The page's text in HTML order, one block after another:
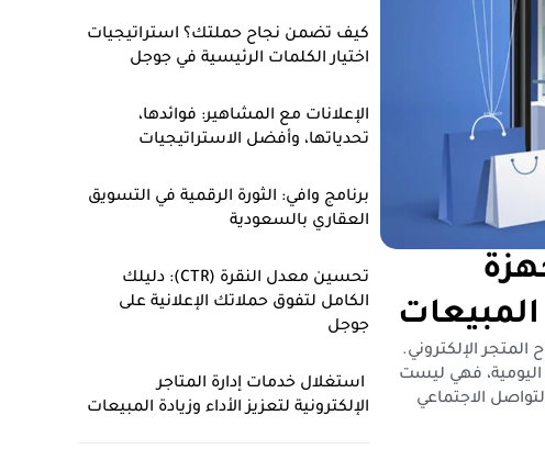
المبيعات
الإلكتروني.
اليومية، فهي ليست
الاجتماعي
كيف تضمن نجاح حملتك؟ استراتيجيات
اختيار الكلمات الرئيسية في جوجل
الإعلانات مع المشاهير: فوائدها،
تحدياتها، وأفضل الاستراتيجيات
برنامج وافي: الثورة الرقمية في التسويق
العقاري بالسعودية
تحسين معدل النقرة (CTR): دليلك
الكامل لتفوق حملاتك الإعلانية على
جوجل
استغلال خدمات إدارة المتاجر
الإلكترونية لتعزيز الأداء وزيادة المبيعات